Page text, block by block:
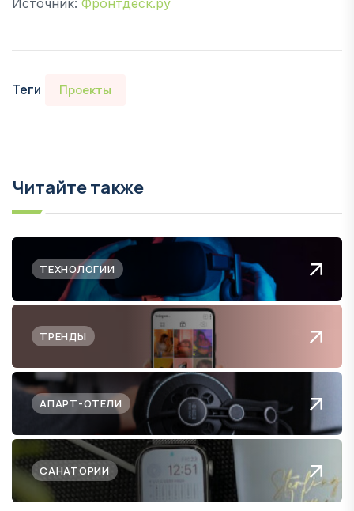
Теги Проекты
Читайте также
ТЕХНОЛОГИИ
ТРЕНДЫ
АПАРТ-ОТЕЛИ
САНАТОРИИ